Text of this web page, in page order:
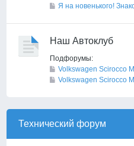
Я на новенького!
Наш Автоклуб
Подфорумы:
Volkswagen Scirocco
Volkswagen Scirocco
Технический форyм